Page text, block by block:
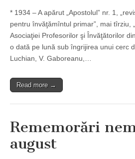
* 1934 – A apărut „Apostolul” nr. 1,
pentru învăţămîntul primar”, mai tîrziu,
Asociaţiei Profesorilor şi Învăţătorilor
o dată pe lună sub îngrijirea unui cerc
Luchian, V. Gaboreanu,…
Read more →
Rememorări
august